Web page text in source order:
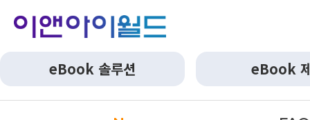
eBook 솔루션 eBook